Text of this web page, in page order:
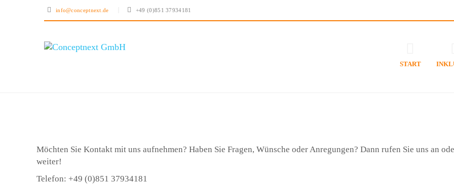
info@conceptnext.de +49 (0)851 37934181
START
Möchten Sie Kontakt mit uns aufnehmen? Haben Sie Fragen, Wünsche oder Anregungen? Dann rufen Sie uns an
weiter!
Telefon: +49 (0)851 37934181